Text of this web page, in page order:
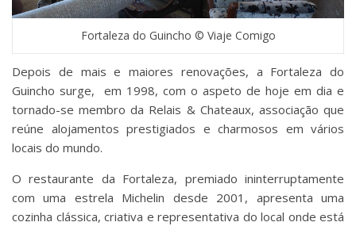
Fortaleza do Guincho © Viaje Comigo
Depois de mais e maiores renovações, a Fortaleza do
Guincho surge, em 1998, com o aspeto de hoje em dia e
tornado-se membro da Relais & Chateaux, associação que
reúne alojamentos prestigiados e charmosos em vários
locais do mundo.
O restaurante da Fortaleza, premiado ininterruptamente
com uma estrela Michelin desde 2001, apresenta uma
cozinha clássica, criativa e representativa do local onde está